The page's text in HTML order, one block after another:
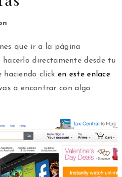
que ir a la página
hacerlo directamente desde tu
haciendo click en este enlace
a encontrar con algo